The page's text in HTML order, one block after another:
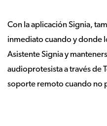
Con la aplicación Signia,
inmediato cuando y donde
Asistente Signia y
audioprotesista a través de
soporte remoto cuando no